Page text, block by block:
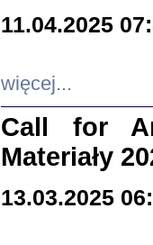
11.04.2025
więcej...
Call for
Materiały
13.03.2025